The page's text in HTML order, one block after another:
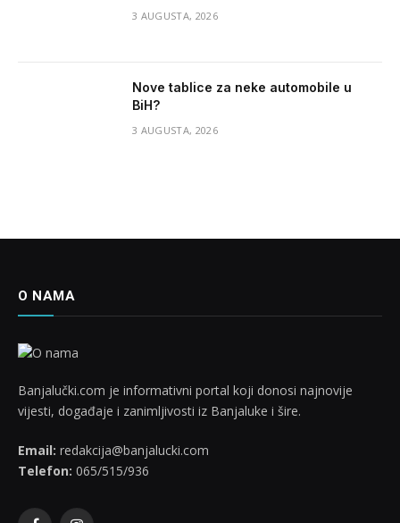
3 AUGUSTA, 2026
Nove tablice za neke automobile u
BiH?
3 AUGUSTA, 2026
O NAMA
Banjalučki.com je informativni portal koji donosi najnovije
vijesti, događaje i zanimljivosti iz Banjaluke i šire.
Email: redakcija@banjalucki.com
Telefon: 065/515/936